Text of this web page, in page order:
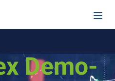
Demo-